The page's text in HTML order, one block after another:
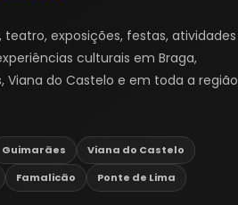
teatro, exposições, festas, atividades
culturais em Braga,
Viana do Castelo e em toda a região
Guimarães
Viana do Castelo
Famalicão Ponte de Lima